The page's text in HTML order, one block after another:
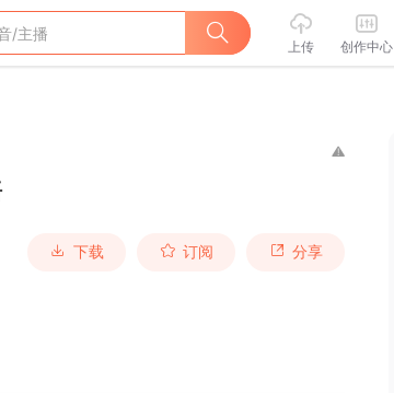
上传 创作中心
下载 订阅 分享